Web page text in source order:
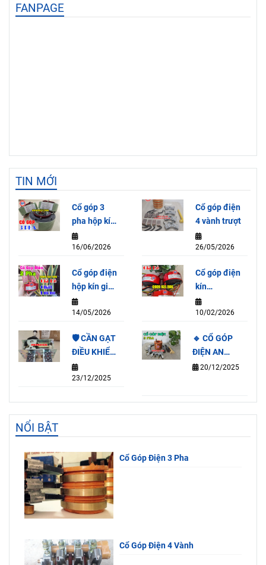
FANPAGE
TIN MỚI
Cổ góp 3
pha hộp kín
SRH65155-
3P (15A)
16/06/2026
Cổ góp điện
4 vành trượt
26/05/2026
Cổ góp điện
hộp kín giá
rẻ
14/05/2026
Cổ góp điện
kín
SRH2078-
2P (15A)
10/02/2026
🛡️ CẦN GẠT
ĐIỀU KHIỂN
QT3A-4F
23/12/2025
🔹 CỔ GÓP
ĐIỆN AN
TOÀN 3 PHA
20/12/2025
NỔI BẬT
Cổ Góp Điện 3 Pha
Cổ Góp Điện 4 Vành